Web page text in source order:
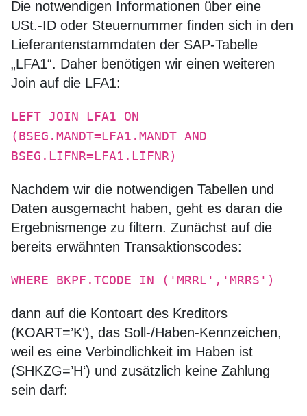
Die notwendigen Informationen über eine
USt.-ID oder Steuernummer finden sich in den
Lieferantenstammdaten der SAP-Tabelle
„LFA1“. Daher benötigen wir einen weiteren
Join auf die LFA1:
LEFT JOIN LFA1 ON
(BSEG.MANDT=LFA1.MANDT AND
BSEG.LIFNR=LFA1.LIFNR)
Nachdem wir die notwendigen Tabellen und
Daten ausgemacht haben, geht es daran die
Ergebnismenge zu filtern. Zunächst auf die
bereits erwähnten Transaktionscodes:
WHERE BKPF.TCODE IN ('MRRL','MRRS')
dann auf die Kontoart des Kreditors
(KOART=’K‘), das Soll-/Haben-Kennzeichen,
weil es eine Verbindlichkeit im Haben ist
(SHKZG=’H‘) und zusätzlich keine Zahlung
sein darf: